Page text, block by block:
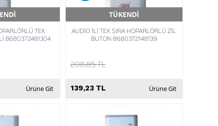
TEK
8680372481304
Ürüne Git
TÜKENDİ
Hızlı Teslimat
AUDİO 1Lİ TEK SIRA HOPARLÖRLÜ ZİL
BUTON 8680372148139
208,85 TL
139,23 TL Ürüne Git